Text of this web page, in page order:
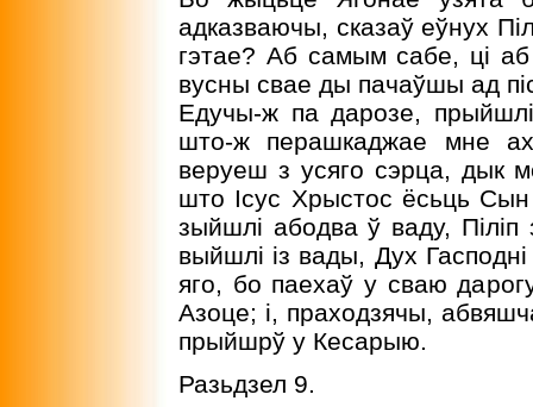
адказваючы, сказаў еўнух
гэтае? Аб самым сабе, ці
вусны свае ды пачаўшы ад
Едучы-ж па дарозе,
што-ж перашкаджае мне
веруеш з усяго сэрца, дык
што Ісус Хрыстос ёсьць
зыйшлі абодва ў ваду, Піліп
выйшлі із вады, Дух
яго, бо паехаў у сваю
Азоце; і, праходзячы,
прыйшрў у Кесарыю.
Разьдзел 9.